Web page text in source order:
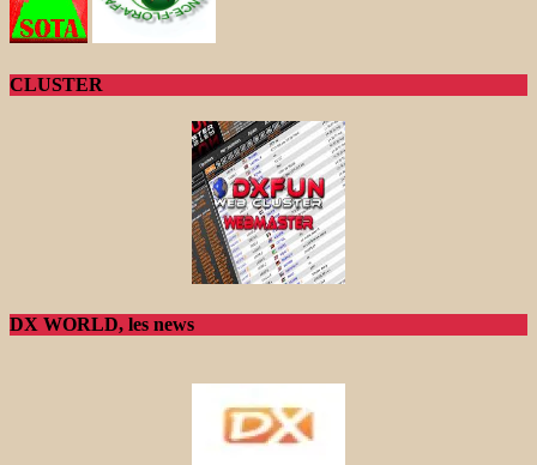
CLUSTER
DX WORLD, les news